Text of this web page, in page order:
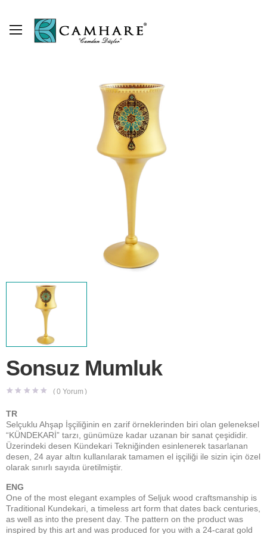
Sonsuz Mumluk
(0 Yorum )
TR
Selçuklu Ahşap İşçiliğinin en zarif örneklerinden biri olan geleneksel
“KÜNDEKARİ” tarzı, günümüze kadar uzanan bir sanat çeşididir.
Üzerindeki desen Kündekari Tekniğinden esinlenerek tasarlanan
desen, 24 ayar altın kullanılarak tamamen el işçiliği ile sizin için özel
olarak sınırlı sayıda üretilmiştir.
ENG
One of the most elegant examples of Seljuk wood craftsmanship is
Traditional Kundekari, a timeless art form that dates back centuries,
as well as into the present day. The pattern on the product was
inspired by this art and was produced for you with a 24-carat gold